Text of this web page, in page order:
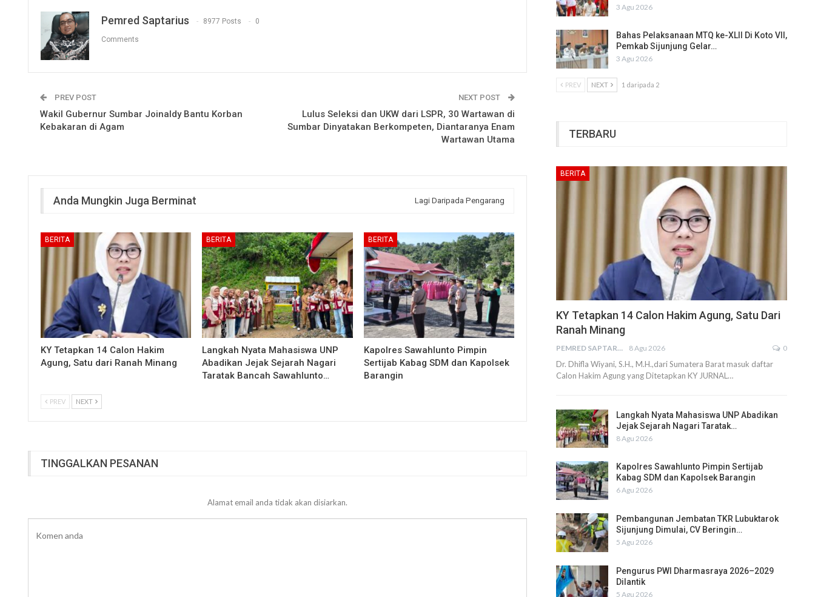
Pemred Saptarius 8977 Posts 0
Comments
PREV POST
Wakil Gubernur Sumbar Joinaldy Bantu Korban
Kebakaran di Agam
NEXT POST
Lulus Seleksi dan UKW dari LSPR, 30 Wartawan di
Sumbar Dinyatakan Berkompeten, Diantaranya Enam
Wartawan Utama
Anda Mungkin Juga Berminat Lagi Daripada Pengarang
BERITA
KY Tetapkan 14 Calon Hakim
Agung, Satu dari Ranah Minang
BERITA
Langkah Nyata Mahasiswa UNP
Abadikan Jejak Sejarah Nagari
Taratak Bancah Sawahlunto…
BERITA
Kapolres Sawahlunto Pimpin
Sertijab Kabag SDM dan Kapolsek
Barangin
PREV NEXT
TINGGALKAN PESANAN
Alamat email anda tidak akan disiarkan.
3 Agu 2026
Bahas Pelaksanaan MTQ ke-XLII Di Koto VII,
Pemkab Sijunjung Gelar…
3 Agu 2026
PREV NEXT 1 daripada 2
TERBARU
BERITA
KY Tetapkan 14 Calon Hakim Agung, Satu Dari
Ranah Minang
PEMRED SAPTARIUS 8 Agu 2026 0
Dr. Dhifla Wiyani, S.H., M.H.,dari Sumatera Barat masuk daftar
Calon Hakim Agung yang Ditetapkan KY JURNAL…
Langkah Nyata Mahasiswa UNP Abadikan
Jejak Sejarah Nagari Taratak…
8 Agu 2026
Kapolres Sawahlunto Pimpin Sertijab
Kabag SDM dan Kapolsek Barangin
6 Agu 2026
Pembangunan Jembatan TKR Lubuktarok
Sijunjung Dimulai, CV Beringin…
5 Agu 2026
Pengurus PWI Dharmasraya 2026–2029
Dilantik
5 Agu 2026